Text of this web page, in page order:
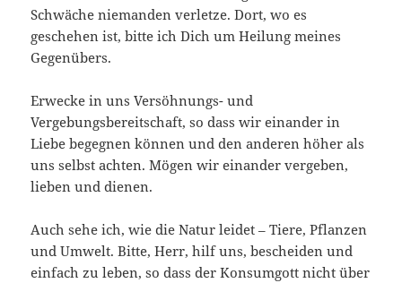
Schwäche niemanden verletze. Dort, wo es
geschehen ist, bitte ich Dich um Heilung meines
Gegenübers.
Erwecke in uns Versöhnungs- und
Vergebungsbereitschaft, so dass wir einander in
Liebe begegnen können und den anderen höher als
uns selbst achten. Mögen wir einander vergeben,
lieben und dienen.
Auch sehe ich, wie die Natur leidet – Tiere, Pflanzen
und Umwelt. Bitte, Herr, hilf uns, bescheiden und
einfach zu leben, so dass der Konsumgott nicht über